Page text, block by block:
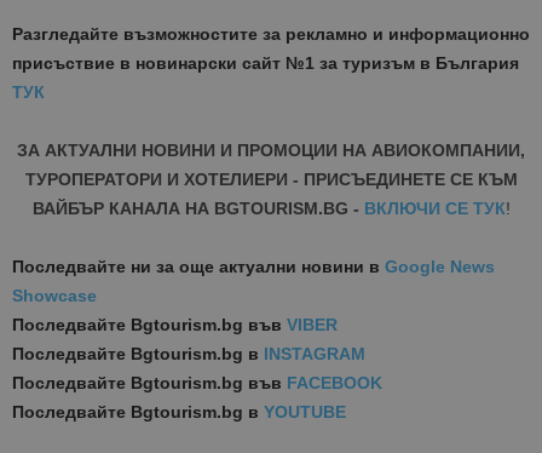
Разгледайте възможностите за рекламно и информационно
присъствие в новинарски сайт №1 за туризъм в България
ТУК
ЗА АКТУАЛНИ НОВИНИ И ПРОМОЦИИ НА АВИОКОМПАНИИ,
ТУРОПЕРАТОРИ И ХОТЕЛИЕРИ - ПРИСЪЕДИНЕТЕ СЕ КЪМ
ВАЙБЪР КАНАЛА НА BGTOURISM.BG - ВКЛЮЧИ СЕ ТУК!
Последвайте ни за още актуални новини в Google News
Showcase
Последвайте Bgtourism.bg във VIBER
Последвайте Bgtourism.bg в INSTAGRAM
Последвайте Bgtourism.bg във FACEBOOK
Последвайте Bgtourism.bg в YOUTUBE